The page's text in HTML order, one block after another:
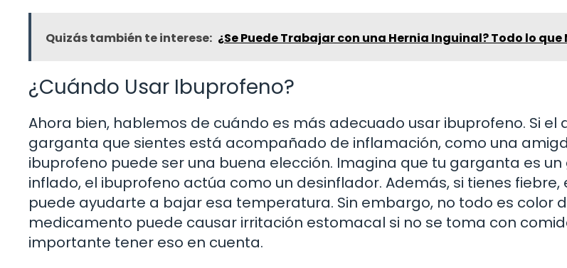
Quizás también te interese: ¿Se Puede Trabajar con una Hernia Inguinal? Todo lo que
¿Cuándo Usar Ibuprofeno?
Ahora bien, hablemos de cuándo es más adecuado usar ibuprofeno. Si el
garganta que sientes está acompañado de inflamación, como una
ibuprofeno puede ser una buena elección. Imagina que tu garganta es un
inflado, el ibuprofeno actúa como un desinflador. Además, si tienes fiebre,
puede ayudarte a bajar esa temperatura. Sin embargo, no todo es color
medicamento puede causar irritación estomacal si no se toma con
importante tener eso en cuenta.